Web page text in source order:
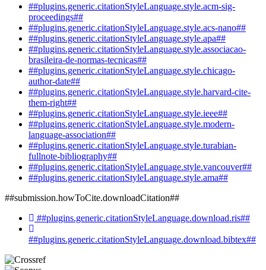
##plugins.generic.citationStyleLanguage.style.acm-sig-
proceedings##
##plugins.generic.citationStyleLanguage.style.acs-nano##
##plugins.generic.citationStyleLanguage.style.apa##
##plugins.generic.citationStyleLanguage.style.associacao-
brasileira-de-normas-tecnicas##
##plugins.generic.citationStyleLanguage.style.chicago-
author-date##
##plugins.generic.citationStyleLanguage.style.harvard-cite-
them-right##
##plugins.generic.citationStyleLanguage.style.ieee##
##plugins.generic.citationStyleLanguage.style.modern-
language-association##
##plugins.generic.citationStyleLanguage.style.turabian-
fullnote-bibliography##
##plugins.generic.citationStyleLanguage.style.vancouver##
##plugins.generic.citationStyleLanguage.style.ama##
##submission.howToCite.downloadCitation##
##plugins.generic.citationStyleLanguage.download.ris##
##plugins.generic.citationStyleLanguage.download.bibtex##